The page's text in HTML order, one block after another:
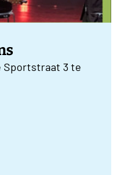
Sportstraat 3 te